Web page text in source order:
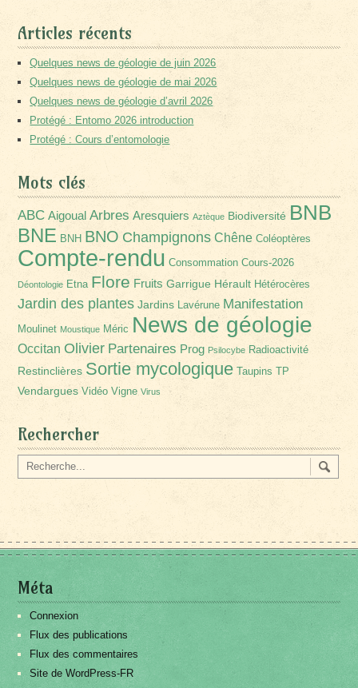
Articles récents
Quelques news de géologie de juin 2026
Quelques news de géologie de mai 2026
Quelques news de géologie d’avril 2026
Protégé : Entomo 2026 introduction
Protégé : Cours d’entomologie
Mots clés
ABC Aigoual Arbres Aresquiers Aztèque Biodiversité BNB
BNE BNH BNO Champignons Chêne Coléoptères
Compte-rendu Consommation Cours-2026
Déontologie Etna Flore Fruits Garrigue Hérault Hétérocères
Jardin des plantes Jardins Lavérune Manifestation
Moulinet Moustique Méric News de géologie
Occitan Olivier Partenaires Prog Psilocybe Radioactivité
Restinclières Sortie mycologique Taupins TP
Vendargues Vidéo Vigne Virus
Rechercher
Méta
Connexion
Flux des publications
Flux des commentaires
Site de WordPress-FR